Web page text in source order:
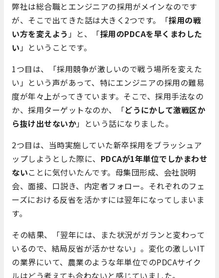
弊社は総合職とエンジニアの採用がメインなのです
が、そこで出てきた話は大きく2つです。「採用の戦
い方を変えよう 」と、「採用のPDCAを早くまわした
い」ということです。
1つ目は、「採用競争が激しいので戦う場所を変えた
い」という声があって、特にエンジニアの採用の難易
度が年々上がってきています。そこで、採用手法なの
か、採用ターゲットなのか、「どうにかして激戦区か
ら抜け出せないか」という話になりました。
2つ目は、当時実施していた新卒採用をブラッシュア
ップしようとした際に、 PDCAが1年単位でしかまわせ
ないことに気付いたんです。母集団形成、会社説明
会、面接、口説き、内定者フォロー。それぞれのフェ
ーズにおける反省を活かすには翌年になってしまいま
す。
その結果、「翌年には、また状況がガランと変わって
いるので、結局反省が活かせない」。変化の激しいIT
の業界にいて、農業のような年単位でのPDCAサイク